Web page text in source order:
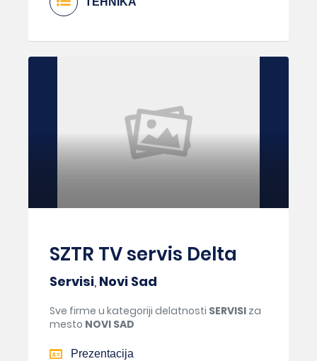
SZTR TV servis Delta
Servisi, Novi Sad
Sve firme u kategoriji delatnosti SERVISI za
mesto NOVI SAD
Prezentacija